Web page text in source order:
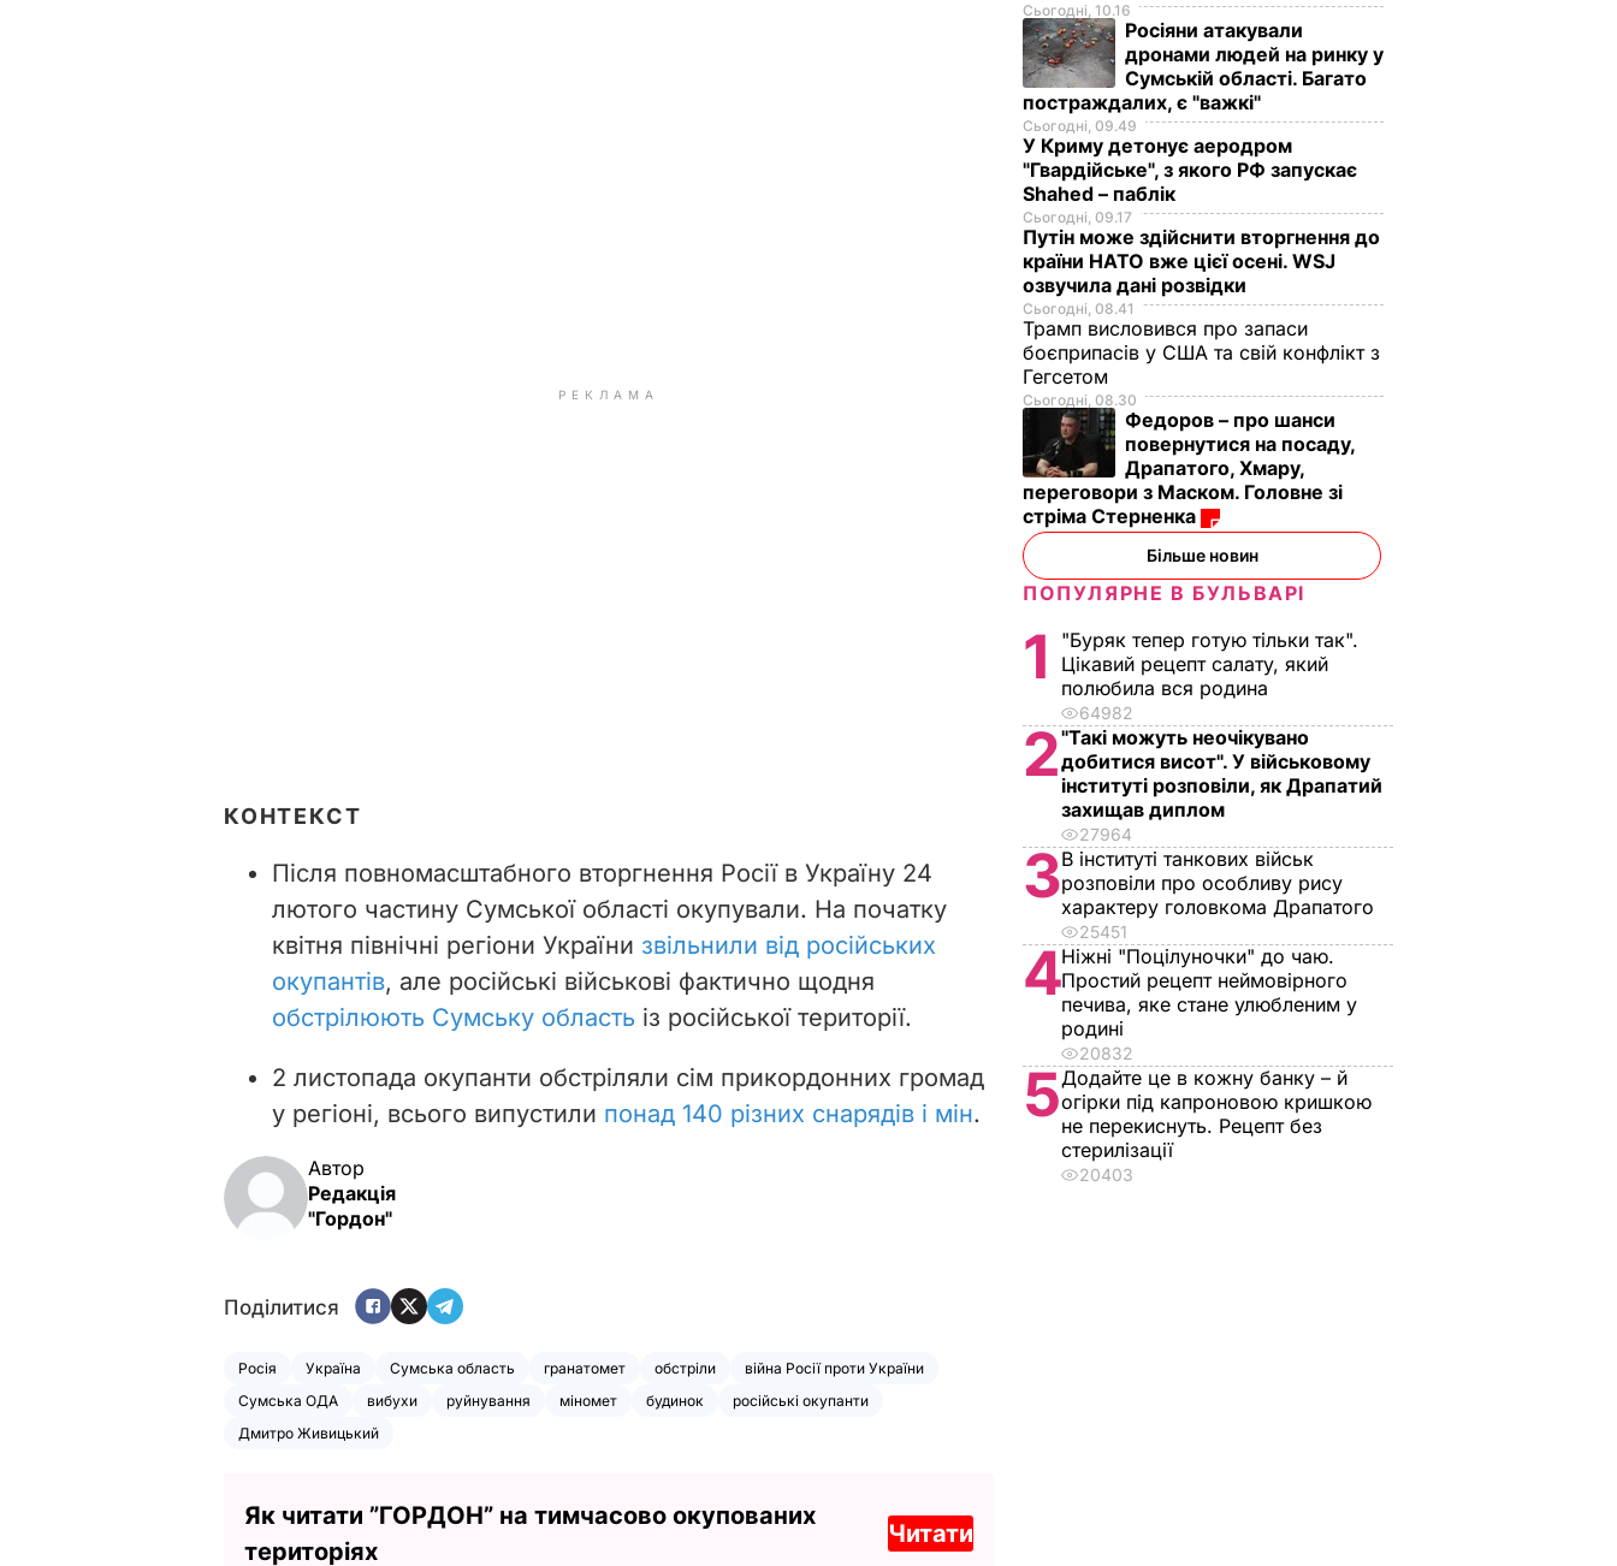
РЕКЛАМА
КОНТЕКСТ
Після повномасштабного вторгнення Росії в Україну 24
лютого частину Сумської області окупували. На початку
квітня північні регіони України звільнили від російських
окупантів, але російські військові фактично щодня
обстрілюють Сумську область із російської території.
2 листопада окупанти обстріляли сім прикордонних громад
у регіоні, всього випустили понад 140 різних снарядів і мін.
Автор
Редакція
"Гордон"
Поділитися
Росія Україна Сумська область гранатомет обстріли
війна Росії проти України
Сумська ОДА
вибухи руйнування міномет будинок
російські окупанти
Дмитро Живицький
Як читати ”ГОРДОН” на тимчасово окупованих
територіях
Читати
Сьогодні, 10.16
Росіяни атакували
дронами людей на ринку у
Сумській області. Багато
постраждалих, є "важкі"
Сьогодні, 09.49
У Криму детонує аеродром
"Гвардійське", з якого РФ запускає
Shahed – паблік
Сьогодні, 09.17
Путін може здійснити вторгнення до
країни НАТО вже цієї осені. WSJ
озвучила дані розвідки
Сьогодні, 08.41
Трамп висловився про запаси
боєприпасів у США та свій конфлікт з
Гегсетом
Сьогодні, 08.30
Федоров – про шанси
повернутися на посаду,
Драпатого, Хмару,
переговори з Маском. Головне зі
стріма Стерненка
Більше новин
ПОПУЛЯРНЕ В БУЛЬВАРІ
1
"Буряк тепер готую тільки так".
Цікавий рецепт салату, який
полюбила вся родина
64982
2"Такі можуть неочікувано
добитися висот". У військовому
інституті розповіли, як Драпатий
захищав диплом
27964
3В інституті танкових військ
розповіли про особливу рису
характеру головкома Драпатого
25451
4Ніжні "Поцілуночки" до чаю.
Простий рецепт неймовірного
печива, яке стане улюбленим у
родині
20832
5Додайте це в кожну банку – й
огірки під капроновою кришкою
не перекиснуть. Рецепт без
стерилізації
20403